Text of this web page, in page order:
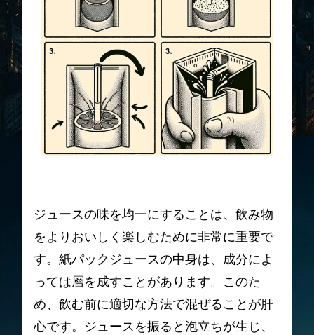
ジュースの味を均一にすることは、飲み物
をよりおいしく楽しむために非常に重要で
す。紙パックジュースの中身は、成分によ
っては層を成すことがあります。このた
め、飲む前に適切な方法で混ぜることが肝
心です。ジュースを振ると泡立ちが生じ、